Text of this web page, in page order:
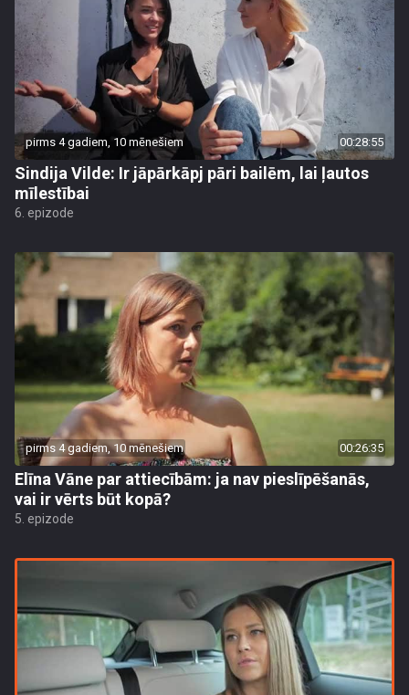
pirms 4 gadiem, 10 mēnešiem 00:28:55
Sindija Vilde: Ir jāpārkāpj pāri bailēm, lai ļautos
mīlestībai
6. epizode
pirms 4 gadiem, 10 mēnešiem 00:26:35
Elīna Vāne par attiecībām: ja nav pieslīpēšanās,
vai ir vērts būt kopā?
5. epizode